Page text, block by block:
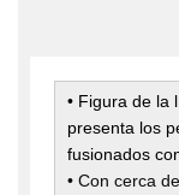
• Figura de la
presenta los
fusionados
• Con cerca